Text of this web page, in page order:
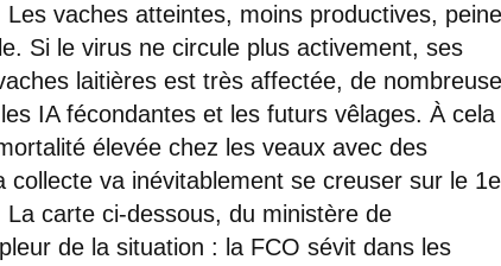
Les vaches atteintes, moins productives,
Si le virus ne circule plus activement, ses
laitières est très affectée, de
IA fécondantes et les futurs vêlages. À cela
élevée chez les veaux avec des
va inévitablement se creuser sur le
carte ci-dessous, du ministère de
de la situation : la FCO sévit dans les